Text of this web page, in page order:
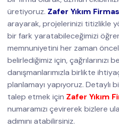
üretiyoruz. Zafer Yıkım
arayarak, projelerinizi titizlikle
bir fark yaratabileceğimizi
memnuniyetini her zaman
belirlediğimiz için, çağrılarınızı
danışmanlarımızla birlikte
planlamayı yapıyoruz. Detaylı
talep etmek için Zafer Yıkım
numaramızı çevirerek bizlere
adımını atabilirsiniz.